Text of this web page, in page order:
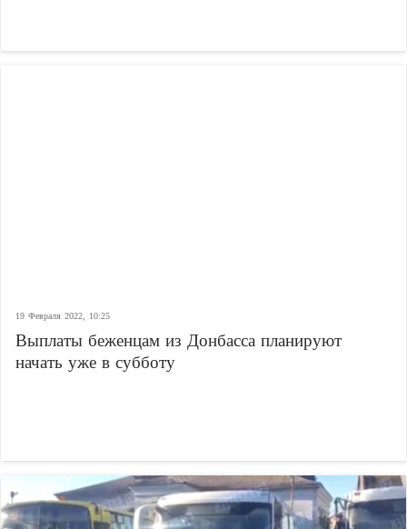
19 Февраля 2022, 10:25
Выплаты беженцам из Донбасса планируют
начать уже в субботу